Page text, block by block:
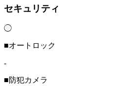
セキュリティ
◯
■オートロック
-
■防犯カメラ